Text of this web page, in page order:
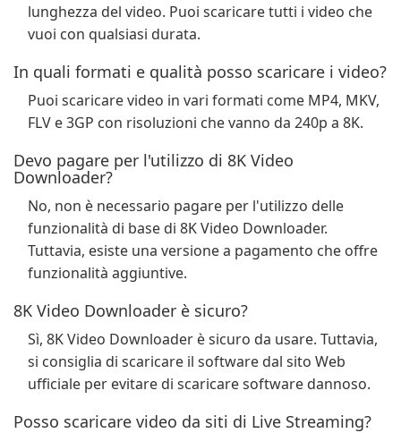
lunghezza del video. Puoi scaricare tutti i video che
vuoi con qualsiasi durata.
In quali formati e qualità posso scaricare i video?
Puoi scaricare video in vari formati come MP4, MKV,
FLV e 3GP con risoluzioni che vanno da 240p a 8K.
Devo pagare per l'utilizzo di 8K Video
Downloader?
No, non è necessario pagare per l'utilizzo delle
funzionalità di base di 8K Video Downloader.
Tuttavia, esiste una versione a pagamento che offre
funzionalità aggiuntive.
8K Video Downloader è sicuro?
Sì, 8K Video Downloader è sicuro da usare. Tuttavia,
si consiglia di scaricare il software dal sito Web
ufficiale per evitare di scaricare software dannoso.
Posso scaricare video da siti di Live Streaming?